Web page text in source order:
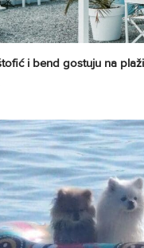
i bend gostuju na